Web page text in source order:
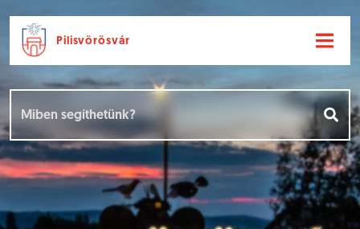
Ugrás a fő tartalomhoz
Pilisvörösvár
Hírek [
Események []
Dokumentumok [